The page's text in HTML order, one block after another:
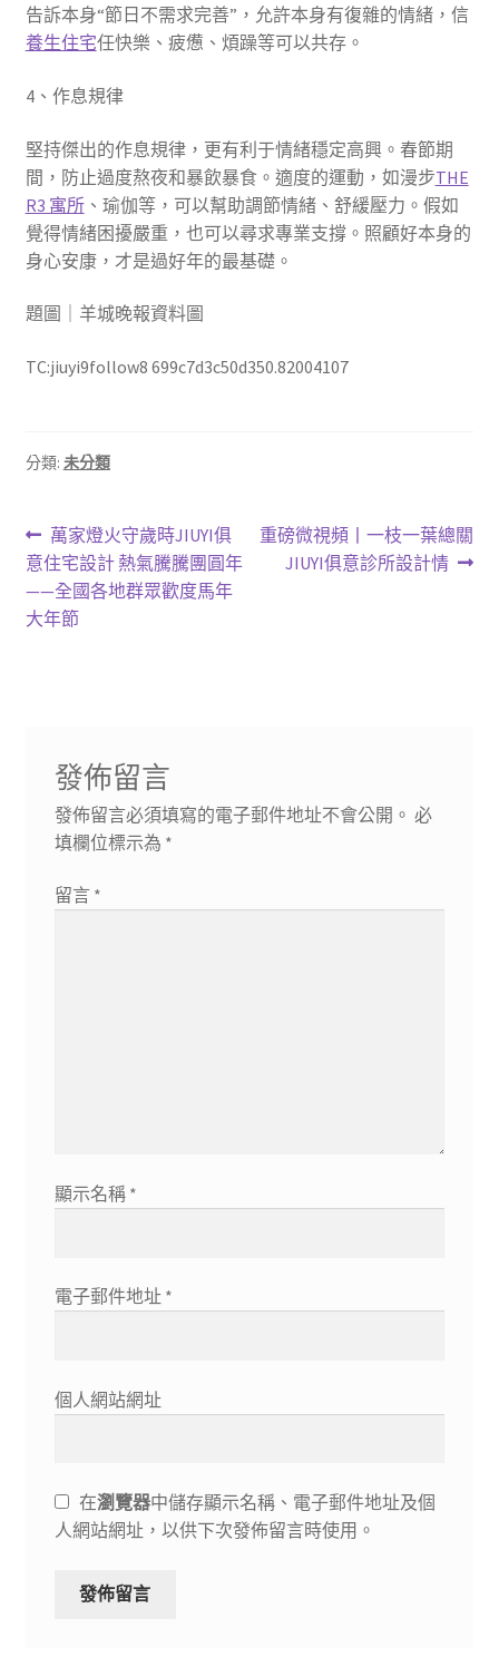
告訴本身“節日不需求完善”，允許本身有復雜的情緒，信
養生住宅任快樂、疲憊、煩躁等可以共存。
4、作息規律
堅持傑出的作息規律，更有利于情緒穩定高興。春節期
間，防止過度熬夜和暴飲暴食。適度的運動，如漫步THE
R3 寓所、瑜伽等，可以幫助調節情緒、舒緩壓力。假如
覺得情緒困擾嚴重，也可以尋求專業支撐。照顧好本身的
身心安康，才是過好年的最基礎。
題圖｜羊城晚報資料圖
TC:jiuyi9follow8 699c7d3c50d350.82004107
分類: 未分類
文
章
導
上
一
篇
文
萬家燈火守歲時JIUYI俱
意住宅設計 熱氣騰騰團圓年
——全國各地群眾歡度馬年
大年節
下
重磅微視頻丨一枝一葉總關
JIUYI俱意診所設計情
發佈留言
發佈留言必須填寫的電子郵件地址不會公開。 必
填欄位標示為 *
留言 *
顯示名稱 *
電子郵件地址 *
個人網站網址
在瀏覽器中儲存顯示名稱、電子郵件地址及個
人網站網址，以供下次發佈留言時使用。